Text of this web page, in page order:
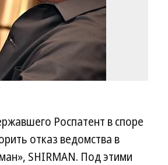
Роспатент в споре
отказ ведомства в
SHIRMAN. Под этими